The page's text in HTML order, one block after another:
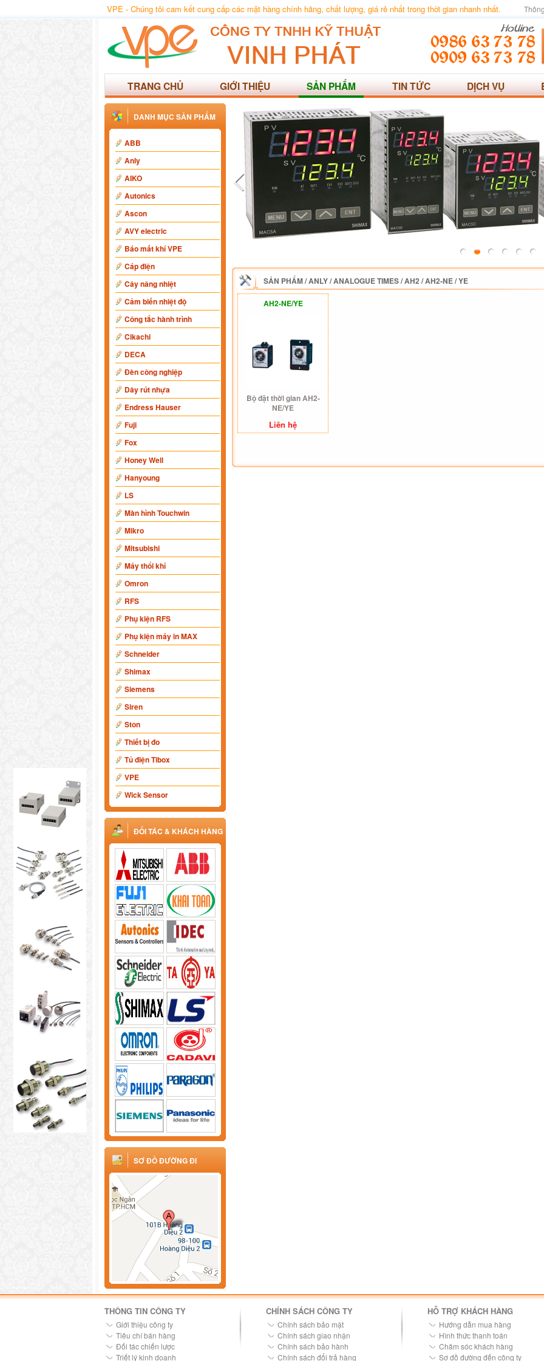
VPE - Chúng tôi cam kết cung cấp các mặt hàng chính hãng, chất lượng, giá rẻ nhất trong thời gian nhanh nhất.
TRANG CHỦ GIỚI THIỆU SẢN PHẨM TIN TỨC DỊCH VỤ
DANH MỤC SẢN PHẨM
ABB
Anly
AIKO
Autonics
Ascon
AVY electric
Báo mất khí VPE
Cáp điện
Cây nâng nhiệt
Cảm biến nhiệt độ
Công tắc hành trình
Cikachi
DECA
Đèn công nghiệp
Dây rút nhựa
Endress Hauser
Fuji
Fox
Honey Well
Hanyoung
LS
Màn hình Touchwin
Mikro
Mitsubishi
Máy thổi khí
Omron
RFS
Phụ kiện RFS
Phụ kiện máy in MAX
Schneider
Shimax
Siemens
Siren
Ston
Thiết bị đo
Tủ điện Tibox
VPE
Wick Sensor
ĐỐI TÁC & KHÁCH HÀNG
SƠ ĐỒ ĐƯỜNG ĐI
SẢN PHẨM/ANLY/ANALOGUE TIMES/AH2 /AH2-NE / YE
AH2-NE/YE
Bộ đặt thời gian AH2-
NE/YE
Liên hệ
THÔNG TIN CÔNG TY
Giới thiệu công ty
Tiêu chí bán hàng
Đối tác chiến lược
Triết lý kinh doanh
CHÍNH SÁCH CÔNG TY
Chính sách bảo mật
Chính sách giao nhận
Chính sách bảo hành
Chính sách đổi trả hàng
HỖ TRỢ KHÁCH HÀNG
Hướng dẫn mua hàng
Hình thức thanh toán
Chăm sóc khách hàng
Sơ đồ đường đến công ty